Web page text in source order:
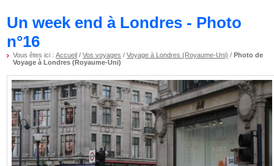
Un week end à Londres - Photo
n°16
Vous êtes ici :Accueil /Vos voyages /Voyage à Londres (Royaume-Uni) /Photo de
Voyage à Londres (Royaume-Uni)